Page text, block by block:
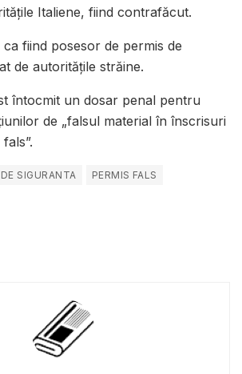
Italiene, fiind contrafăcut.
fiind posesor de permis de
de autoritățile străine.
întocmit un dosar penal pentru
de „falsul material în înscrisuri
SIGURANTA PERMIS FALS